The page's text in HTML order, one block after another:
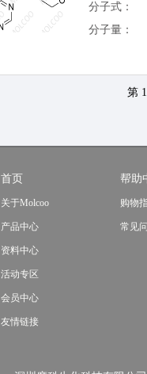
分子式：
分子量：
第
首页
关于Molcoo
产品中心
资料中心
活动专区
会员中心
友情链接
帮助
购物
常见